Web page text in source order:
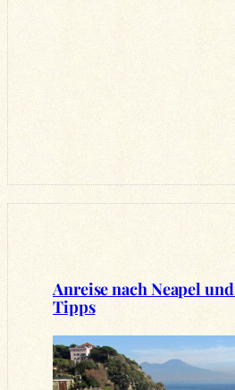
Anreise nach Neapel
Tipps